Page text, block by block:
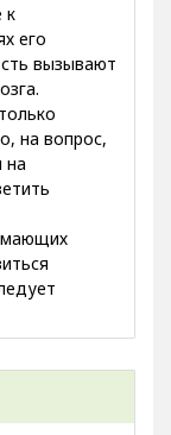
к
его
вызывают
на вопрос,
на